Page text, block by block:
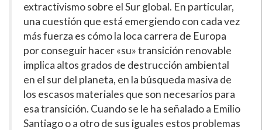
extractivismo sobre el Sur global. En particular,
una cuestión que está emergiendo con cada vez
más fuerza es cómo la loca carrera de Europa
por conseguir hacer «su» transición renovable
implica altos grados de destrucción ambiental
en el sur del planeta, en la búsqueda masiva de
los escasos materiales que son necesarios para
esa transición. Cuando se le ha señalado a Emilio
Santiago o a otro de sus iguales estos problemas